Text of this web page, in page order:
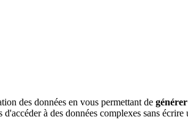
des données en vous permettant de
à des données complexes sans écrire